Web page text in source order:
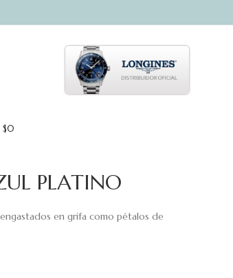
$0
PLATINO
en grifa como pétalos de